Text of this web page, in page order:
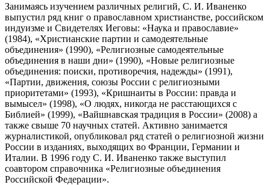
Занимаясь изучением различных религий, С. И. Иваненко
выпустил ряд книг о православном христианстве, российском
индуизме и Свидетелях Иеговы: «Наука и православие»
(1984), «Христианские партии и самодеятельные
объединения» (1990), «Религиозные самодеятельные
объединения в наши дни» (1990), «Новые религиозные
объединения: поиски, противоречия, надежды» (1991),
«Партии, движения, союзы России с религиозными
приоритетами» (1993), «Кришнаиты в России: правда и
вымысел» (1998), «О людях, никогда не расстающихся с
Библией» (1999), «Вайшнавская традиция в России» (2008) а
также свыше 70 научных статей. Активно занимается
журналистикой, опубликовал ряд статей о религиозной жизни
России в изданиях, выходящих во Франции, Германии и
Италии. В 1996 году С. И. Иваненко также выступил
соавтором справочника «Религиозные объединения
Российской Федерации».